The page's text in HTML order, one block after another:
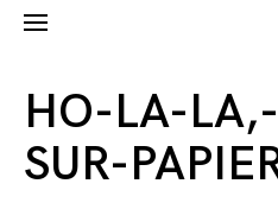
HO-LA-
SUR-